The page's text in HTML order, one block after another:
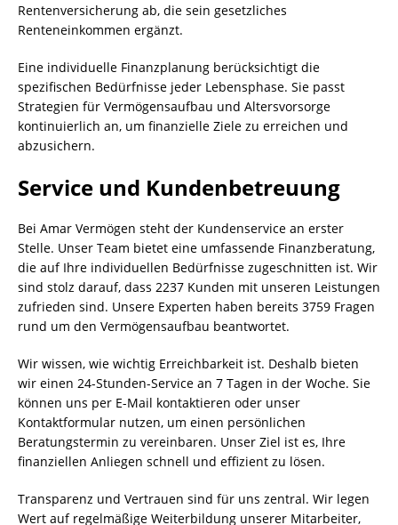
Rentenversicherung ab, die sein gesetzliches
Renteneinkommen ergänzt.
Eine individuelle Finanzplanung berücksichtigt die
spezifischen Bedürfnisse jeder Lebensphase. Sie passt
Strategien für Vermögensaufbau und Altersvorsorge
kontinuierlich an, um finanzielle Ziele zu erreichen und
abzusichern.
Service und Kundenbetreuung
Bei Amar Vermögen steht der Kundenservice an erster
Stelle. Unser Team bietet eine umfassende Finanzberatung,
die auf Ihre individuellen Bedürfnisse zugeschnitten ist. Wir
sind stolz darauf, dass 2237 Kunden mit unseren Leistungen
zufrieden sind. Unsere Experten haben bereits 3759 Fragen
rund um den Vermögensaufbau beantwortet.
Wir wissen, wie wichtig Erreichbarkeit ist. Deshalb bieten
wir einen 24-Stunden-Service an 7 Tagen in der Woche. Sie
können uns per E-Mail kontaktieren oder unser
Kontaktformular nutzen, um einen persönlichen
Beratungstermin zu vereinbaren. Unser Ziel ist es, Ihre
finanziellen Anliegen schnell und effizient zu lösen.
Transparenz und Vertrauen sind für uns zentral. Wir legen
Wert auf regelmäßige Weiterbildung unserer Mitarbeiter,